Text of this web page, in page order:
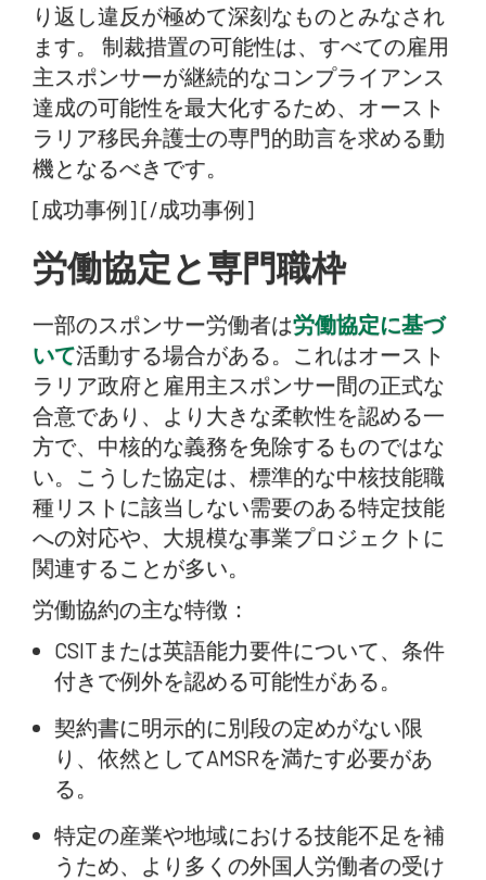
り返し違反が極めて深刻なものとみなされ
ます。 制裁措置の可能性は、すべての雇用
主スポンサーが継続的なコンプライアンス
達成の可能性を最大化するため、オースト
ラリア移民弁護士の専門的助言を求める動
機となるべきです。
[成功事例] [/成功事例]
労働協定と専門職枠
一部のスポンサー労働者は労働協定に基づ
いて活動する場合がある。これはオースト
ラリア政府と雇用主スポンサー間の正式な
合意であり、より大きな柔軟性を認める一
方で、中核的な義務を免除するものではな
い。こうした協定は、標準的な中核技能職
種リストに該当しない需要のある特定技能
への対応や、大規模な事業プロジェクトに
関連することが多い。
労働協約の主な特徴：
CSITまたは英語能力要件について、条件
付きで例外を認める可能性がある。
契約書に明示的に別段の定めがない限
り、依然としてAMSRを満たす必要があ
る。
特定の産業や地域における技能不足を補
うため、より多くの外国人労働者の受け